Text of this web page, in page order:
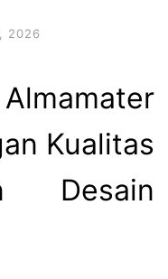
2026
Kualitas
Desain